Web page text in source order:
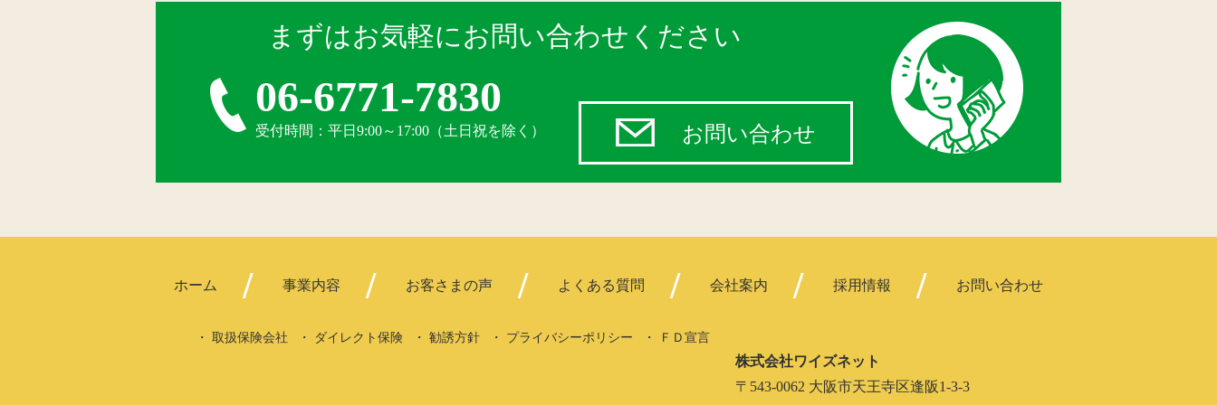
まずはお気軽にお問い合わせください
06-6771-7830
受付時間：平日9:00～17:00（土日祝を除く） お問い合わせ
ホーム 事業内容 お客さまの声 よくある質問 会社案内 採用情報 お問い合わせ
取扱保険会社 ダイレクト保険 勧誘方針 プライバシーポリシー ＦＤ宣言
株式会社ワイズネット
〒543-0062 大阪市天王寺区逢阪1-3-3